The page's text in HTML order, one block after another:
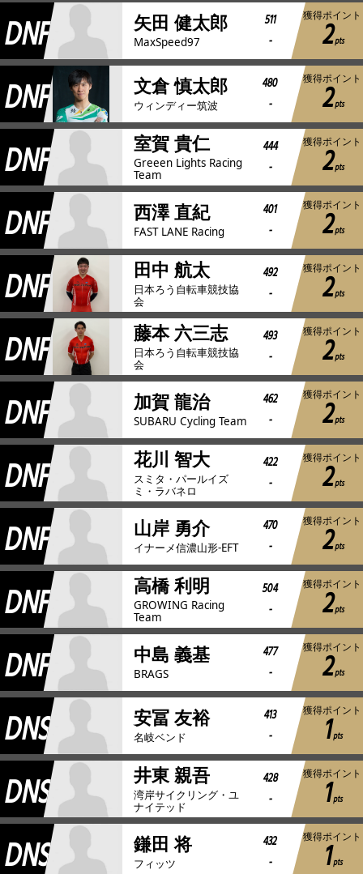
DNF 矢田 健太郎
MaxSpeed97
511
-
獲得ポイント
2pts
DNF 文倉 慎太郎
ウィンディー筑波
480
-
獲得ポイント
2pts
DNF 室賀 貴仁
Greeen Lights Racing
Team
444
-
獲得ポイント
2pts
DNF 西澤 直紀
FAST LANE Racing
401
-
獲得ポイント
2pts
DNF 田中 航太
日本ろう自転車競技協
会
492
-
獲得ポイント
2pts
DNF 藤本 六三志
日本ろう自転車競技協
会
493
-
獲得ポイント
2pts
DNF 加賀 龍治
SUBARU Cycling Team
462
-
獲得ポイント
2pts
DNF 花川 智大
スミタ・パールイズ
ミ・ラバネロ
422
-
獲得ポイント
2pts
DNF 山岸 勇介
イナーメ信濃山形-EFT
470
-
獲得ポイント
2pts
DNF 高橋 利明
GROWING Racing
Team
504
-
獲得ポイント
2pts
DNF 中島 義基
BRAGS
477
-
獲得ポイント
2pts
DNS 安冨 友裕
名岐ベンド
413
-
獲得ポイント
1pts
DNS 井東 親吾
湾岸サイクリング・ユ
ナイテッド
428
-
獲得ポイント
1pts
DNS 鎌田 将
フィッツ
432
-
獲得ポイント
1pts